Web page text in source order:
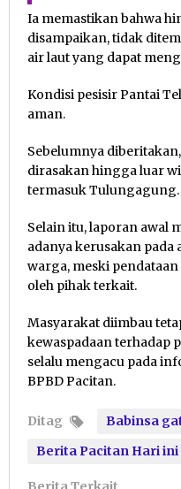
Ia memastikan bahwa
disampaikan, tidak
air laut yang dapat
Kondisi pesisir Pantai
aman.
Sebelumnya
dirasakan hingga luar
termasuk Tulungagung.
Selain itu, laporan awal
adanya kerusakan pada
warga, meski
oleh pihak terkait.
Masyarakat diimbau
kewaspadaan terhadap
selalu mengacu pada
BPBD Pacitan.
Ditag
Babinsa
Berita Pacitan Hari ini